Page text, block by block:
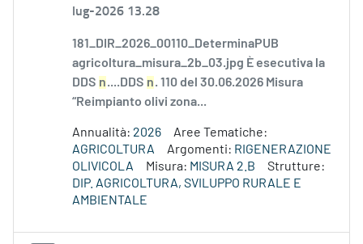
lug-2026 13.28
181_DIR_2026_00110_DeterminaPUB
agricoltura_misura_2b_03.jpg È esecutiva la
DDS n....DDS n. 110 del 30.06.2026 Misura
“Reimpianto olivi zona...
Annualità: 2026
Aree Tematiche:
AGRICOLTURA
Argomenti: RIGENERAZIONE
OLIVICOLA
Misura: MISURA 2.B
Strutture:
DIP. AGRICOLTURA, SVILUPPO RURALE E
AMBIENTALE